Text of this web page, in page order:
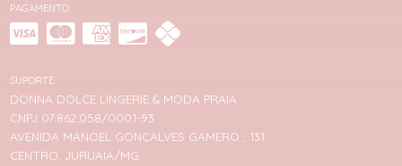
PAGAMENTO
SUPORTE
DONNA DOLCE LINGERIE & MODA PRAIA
CNPJ 07.862.058/0001-93
AVENIDA MANOEL GONÇALVES GAMERO , 131
CENTRO, JURUAIA/MG